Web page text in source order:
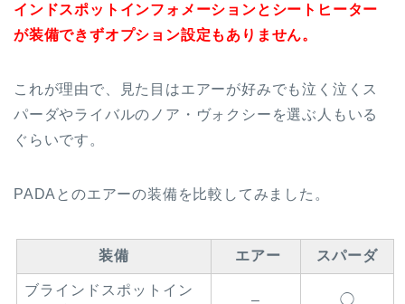
インドスポットインフォメーションとシートヒーター
が装備できずオプション設定もありません。
これが理由で、見た目はエアーが好みでも泣く泣くス
パーダやライバルのノア・ヴォクシーを選ぶ人もいる
ぐらいです。
PADAとのエアーの装備を比較してみました。
装備 エアー スパーダ
ブラインドスポットイン
– ◯